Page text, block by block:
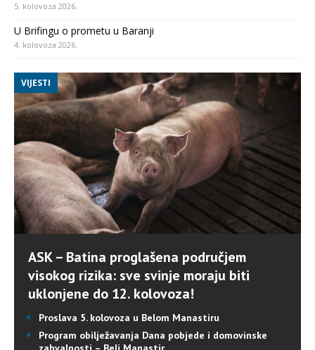
5. kolovoza 2026.
U Brifingu o prometu u Baranji
4. kolovoza 2026.
VIJESTI
ASK – Batina proglašena područjem
visokog rizika: sve svinje moraju biti
uklonjene do 12. kolovoza!
Proslava 5. kolovoza u Belom Manastiru
Program obilježavanja Dana pobjede i domovinske